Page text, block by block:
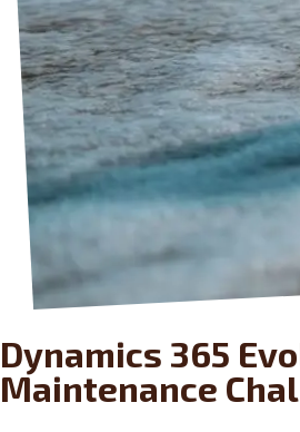
Dynamics 365
Maintenance